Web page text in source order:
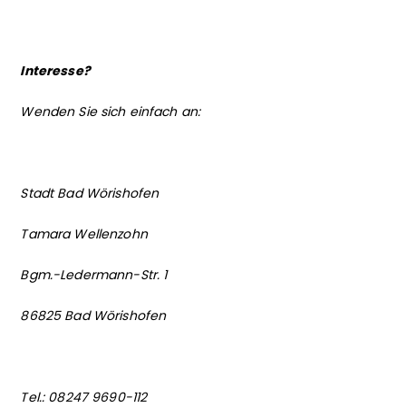
Interesse?
Wenden Sie sich einfach an:
Stadt Bad Wörishofen
Tamara Wellenzohn
Bgm.-Ledermann-Str. 1
86825 Bad Wörishofen
Tel.: 08247 9690-112